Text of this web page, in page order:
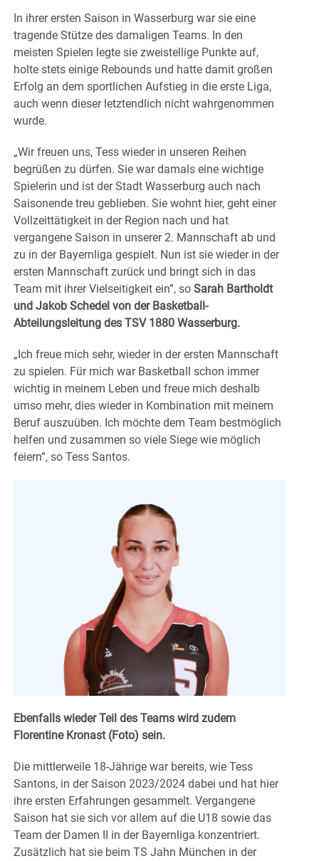
In ihrer ersten Saison in Wasserburg war sie eine
tragende Stütze des damaligen Teams. In den
meisten Spielen legte sie zweistellige Punkte auf,
holte stets einige Rebounds und hatte damit großen
Erfolg an dem sportlichen Aufstieg in die erste Liga,
auch wenn dieser letztendlich nicht wahrgenommen
wurde.
„Wir freuen uns, Tess wieder in unseren Reihen
begrüßen zu dürfen. Sie war damals eine wichtige
Spielerin und ist der Stadt Wasserburg auch nach
Saisonende treu geblieben. Sie wohnt hier, geht einer
Vollzeittätigkeit in der Region nach und hat
vergangene Saison in unserer 2. Mannschaft ab und
zu in der Bayernliga gespielt. Nun ist sie wieder in der
ersten Mannschaft zurück und bringt sich in das
Team mit ihrer Vielseitigkeit ein”, so Sarah Bartholdt
und Jakob Schedel von der Basketball-
Abteilungsleitung des TSV 1880 Wasserburg.
„Ich freue mich sehr, wieder in der ersten Mannschaft
zu spielen. Für mich war Basketball schon immer
wichtig in meinem Leben und freue mich deshalb
umso mehr, dies wieder in Kombination mit meinem
Beruf auszuüben. Ich möchte dem Team bestmöglich
helfen und zusammen so viele Siege wie möglich
feiern”, so Tess Santos.
Ebenfalls wieder Teil des Teams wird zudem
Florentine Kronast (Foto) sein.
Die mittlerweile 18-Jährige war bereits, wie Tess
Santons, in der Saison 2023/2024 dabei und hat hier
ihre ersten Erfahrungen gesammelt. Vergangene
Saison hat sie sich vor allem auf die U18 sowie das
Team der Damen II in der Bayernliga konzentriert.
Zusätzlich hat sie beim TS Jahn München in der